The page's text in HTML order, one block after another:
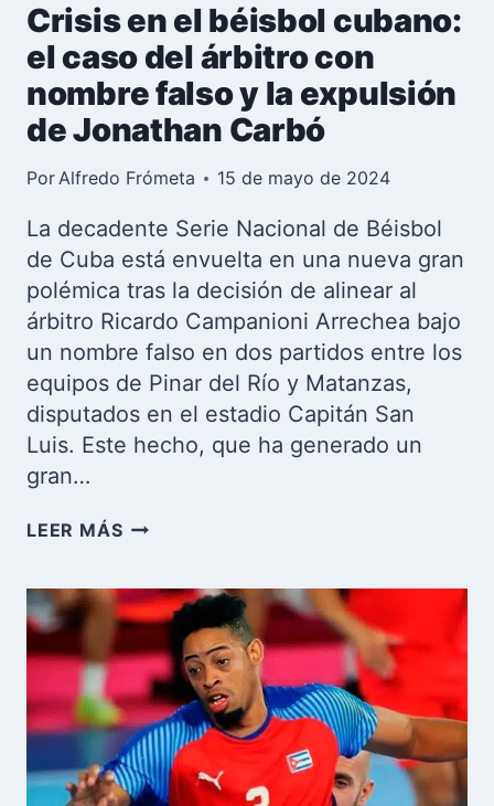
Crisis en el béisbol cubano:
el caso del árbitro con
nombre falso y la expulsión
de Jonathan Carbó
PorAlfredo Frómeta 15 de mayo de 2024
La decadente Serie Nacional de Béisbol
de Cuba está envuelta en una nueva gran
polémica tras la decisión de alinear al
árbitro Ricardo Campanioni Arrechea bajo
un nombre falso en dos partidos entre los
equipos de Pinar del Río y Matanzas,
disputados en el estadio Capitán San
Luis. Este hecho, que ha generado un
gran…
LEER MÁSCRISIS
BÉISBOL
CUBANO:
EL
CASO
DEL
ÁRBITRO
CON
NOMBRE